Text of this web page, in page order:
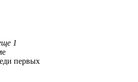
1
первых